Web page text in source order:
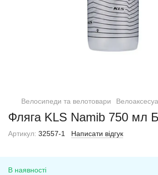
Велосипеди та велотовари
Фляга KLS Namib 750 мл
Артикул: 32557-1 Написати відгук
В наявності